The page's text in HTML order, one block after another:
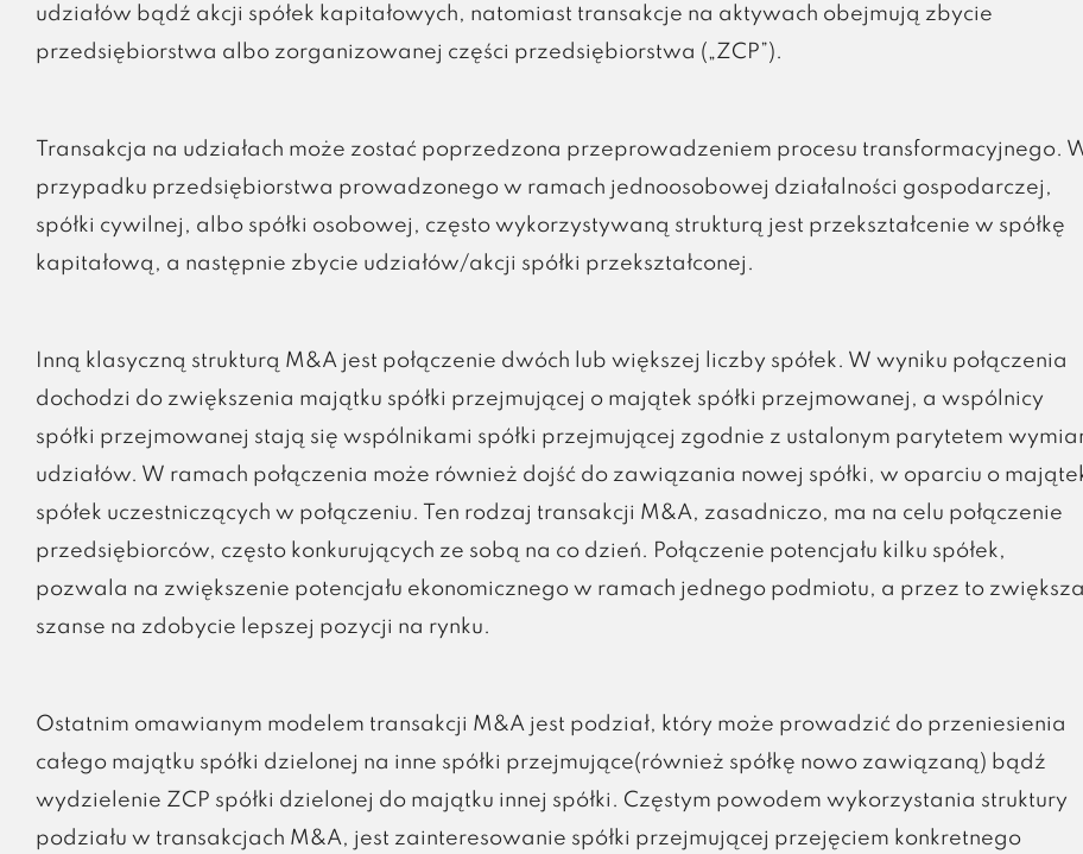
udziałów bądź akcji spółek kapitałowych, natomiast transakcje na aktywach obejmują zbycie
przedsiębiorstwa albo zorganizowanej części przedsiębiorstwa („ZCP”).
Transakcja na udziałach może zostać poprzedzona przeprowadzeniem procesu transformacyjnego.
przypadku przedsiębiorstwa prowadzonego w ramach jednoosobowej działalności gospodarczej,
spółki cywilnej, albo spółki osobowej, często wykorzystywaną strukturą jest przekształcenie w spółkę
kapitałową, a następnie zbycie udziałów/akcji spółki przekształconej.
Inną klasyczną strukturą M&A jest połączenie dwóch lub większej liczby spółek. W wyniku połączenia
dochodzi do zwiększenia majątku spółki przejmującej o majątek spółki przejmowanej, a wspólnicy
spółki przejmowanej stają się wspólnikami spółki przejmującej zgodnie z ustalonym parytetem
udziałów. W ramach połączenia może również dojść do zawiązania nowej spółki, w oparciu o
spółek uczestniczących w połączeniu. Ten rodzaj transakcji M&A, zasadniczo, ma na celu połączenie
przedsiębiorców, często konkurujących ze sobą na co dzień. Połączenie potencjału kilku spółek,
pozwala na zwiększenie potencjału ekonomicznego w ramach jednego podmiotu, a przez to zwiększa
szanse na zdobycie lepszej pozycji na rynku.
Ostatnim omawianym modelem transakcji M&A jest podział, który może prowadzić do przeniesienia
całego majątku spółki dzielonej na inne spółki przejmujące(również spółkę nowo zawiązaną) bądź
wydzielenie ZCP spółki dzielonej do majątku innej spółki. Częstym powodem wykorzystania struktury
podziału w transakcjach M&A, jest zainteresowanie spółki przejmującej przejęciem konkretnego